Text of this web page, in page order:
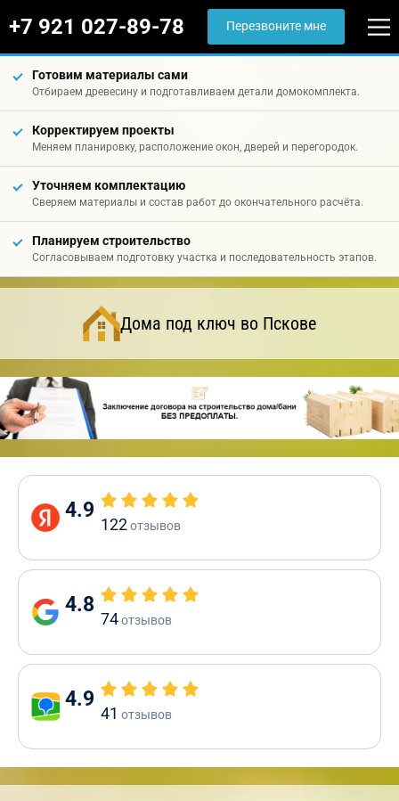
+7 921 027-89-78 Перезвоните мне
Готовим материалы сами
Отбираем древесину и подготавливаем детали домокомплекта.
Корректируем проекты
Меняем планировку, расположение окон, дверей и перегородок.
Уточняем комплектацию
Сверяем материалы и состав работ до окончательного расчёта.
Планируем строительство
Согласовываем подготовку участка и последовательность этапов.
Дома под ключ во Пскове
4.9
122отзывов
4.8
74отзывов
4.9
41 отзывов